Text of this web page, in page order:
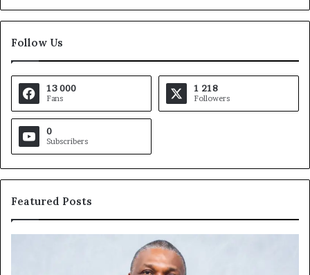
Follow Us
13 000
Fans
1 218
Followers
0
Subscribers
Featured Posts